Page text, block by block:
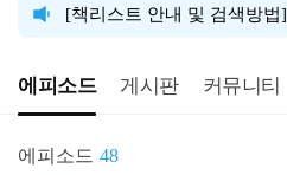
[책리스트 안내 및 검색방법]
에피소드 게시판 커뮤니티
에피소드 48